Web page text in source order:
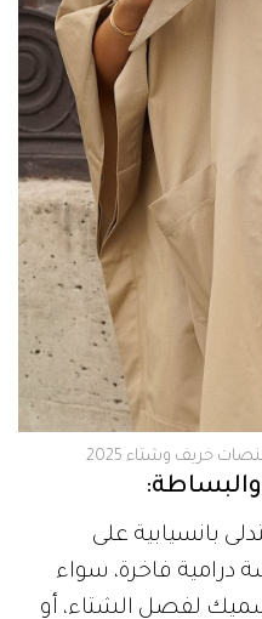
خريف وشتاء 2025
والبساطة:
بانسيابية على
درامية فاخرة، سواء
لفصل الشتاء، أو